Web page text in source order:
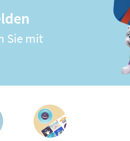
Sie mit